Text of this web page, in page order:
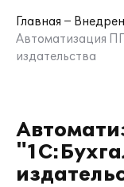
Главная
Автоматизация
издательства